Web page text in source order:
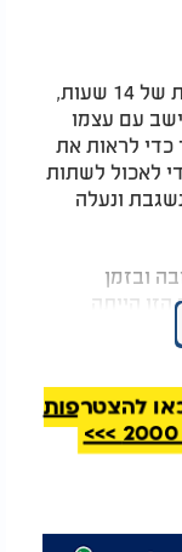
הוא נסע בין שני המקומות נסיעה ברכבת של 14 שעות,
עם עצמו
לראות את
לאכול לשתות
ונעלה
ובזמן
הייתה
איתו חזרו
להצטרפות